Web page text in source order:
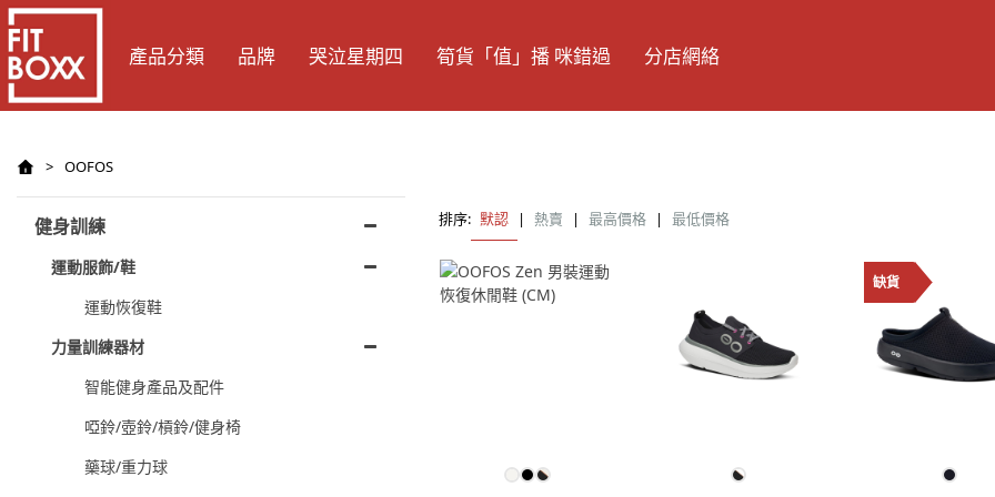
產品分類 品牌 哭泣星期四 筍貨「值」播 咪錯過 分店網絡
> OOFOS
健身訓練
運動服飾/鞋
運動恢復鞋
力量訓練器材
智能健身產品及配件
啞鈴/壺鈴/槓鈴/健身椅
藥球/重力球
排序: 默認 | 熱賣 | 最高價格 | 最低價格
缺貨